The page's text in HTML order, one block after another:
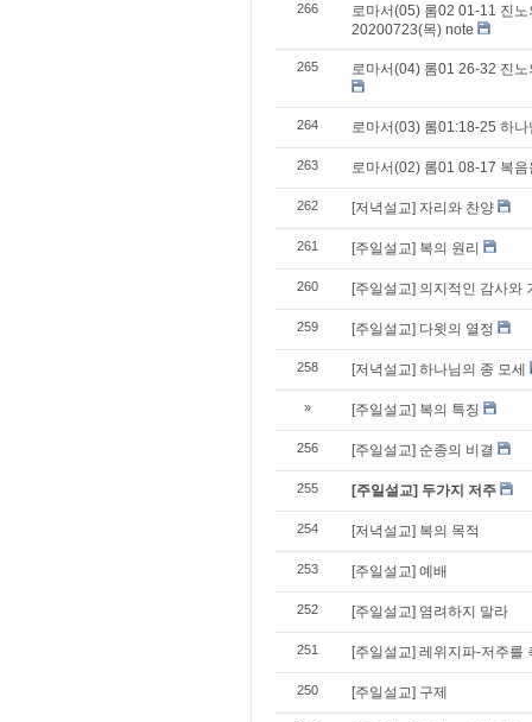
266
로마서(05) 롬02 01-11 진
20200723(목) note
265 로마서(04) 롬01 26-32 진
264 로마서(03) 롬01:18-25 하
263 로마서(02) 롬01 08-17 복
262 [저녁설교] 자리와 찬양
261 [주일설교] 복의 원리
260 [주일설교] 의지적인 감사와
259 [주일설교] 다윗의 열정
258 [저녁설교] 하나님의 종 모세
» [주일설교] 복의 특징
256 [주일설교] 순종의 비결
255 [주일설교] 두가지 저주
254 [저녁설교] 복의 목적
253 [주일설교] 예배
252 [주일설교] 염려하지 말라
251 [주일설교] 레위지파-저주를
250 [주일설교] 구제